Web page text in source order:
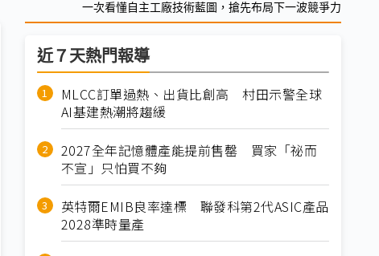
一次看懂自主工廠技術藍圖，搶先布局下一波競爭力
近７天熱門報導
MLCC訂單過熱、出貨比創高 村田示警全球
AI基建熱潮將趨緩
2027全年記憶體產能提前售罄 買家「祕而
不宣」只怕買不夠
英特爾EMIB良率達標 聯發科第2代ASIC產品
2028準時量產